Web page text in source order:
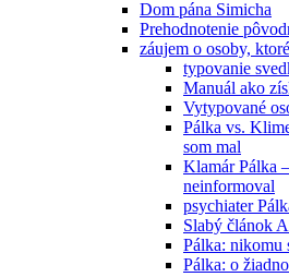
Dom pána Simicha
Prehodnotenie
záujem o osoby,
typovanie
Manuál ako
Vytypované
Pálka vs.
som mal
Klamár Pálka
neinformoval
psychiater
Slabý článok
Pálka: nikomu
Pálka: o